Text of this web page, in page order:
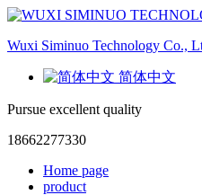
Wuxi Siminuo Technology Co.,
简体中文
Pursue excellent quality
18662277330
Home page
product